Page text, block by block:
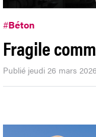
#Béton
Fragile
Publié jeudi 26 mars 2026